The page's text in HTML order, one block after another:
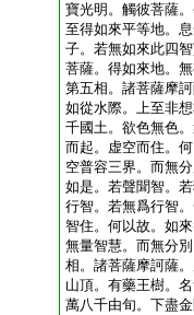
寶光明。觸彼菩薩
至得如來平等地。
子。若無如來此四
菩薩。得如來地。
第五相。諸菩薩摩
如從水際。上至非
千國土。欲色無色
而起。虚空而住。
空普容三界。而無
如是。若聲聞智。
行智。若無爲行智
智住。何以故。如
無量智慧。而無分
相。諸菩薩摩訶薩
山頂。有藥王樹。
萬八千由旬。下盡